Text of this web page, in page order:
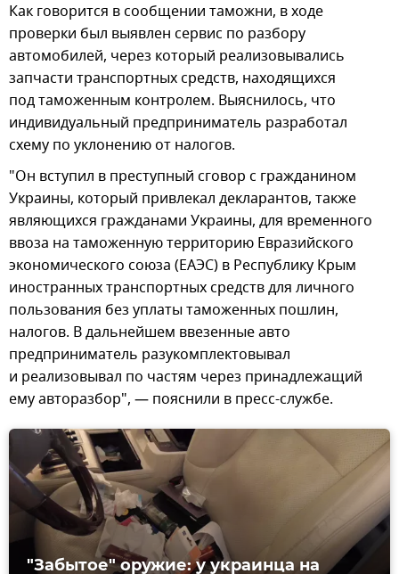
Как говорится в сообщении таможни, в ходе
проверки был выявлен сервис по разбору
автомобилей, через который реализовывались
запчасти транспортных средств, находящихся
под таможенным контролем. Выяснилось, что
индивидуальный предприниматель разработал
схему по уклонению от налогов.
"Он вступил в преступный сговор с гражданином
Украины, который привлекал декларантов, также
являющихся гражданами Украины, для временного
ввоза на таможенную территорию Евразийского
экономического союза (ЕАЭС) в Республику Крым
иностранных транспортных средств для личного
пользования без уплаты таможенных пошлин,
налогов. В дальнейшем ввезенные авто
предприниматель разукомплектовывал
и реализовывал по частям через принадлежащий
ему авторазбор", — пояснили в пресс-службе.
"Забытое" оружие: у украинца на